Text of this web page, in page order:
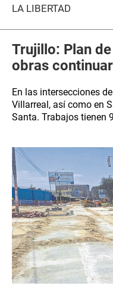
LA LIBERTAD
Trujillo: Plan
obras
En las intersecciones
Villarreal, así como en
Santa. Trabajos tienen